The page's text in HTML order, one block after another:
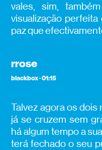
vales, sim,
visualização
paz que
rrose
blackbox · 01:15
Talvez agora os
já se cruzem sem
há algum tempo a
terá fechado o seu